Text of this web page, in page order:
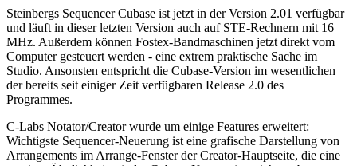
Steinbergs Sequencer Cubase ist jetzt in der Version 2.01 verfügbar
und läuft in dieser letzten Version auch auf STE-Rechnern mit 16
MHz. Außerdem können Fostex-Bandmaschinen jetzt direkt vom
Computer gesteuert werden - eine extrem praktische Sache im
Studio. Ansonsten entspricht die Cubase-Version im wesentlichen
der bereits seit einiger Zeit verfügbaren Release 2.0 des
Programmes.
C-Labs Notator/Creator wurde um einige Features erweitert:
Wichtigste Sequencer-Neuerung ist eine grafische Darstellung von
Arrangements im Arrange-Fenster der Creator-Hauptseite, die eine